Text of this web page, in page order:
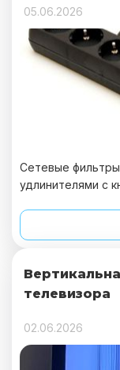
05.06.2026
Сетевые
удлинителями с
телевизора
02.06.2026